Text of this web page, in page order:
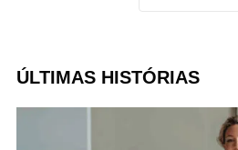
ÚLTIMAS HISTÓRIAS